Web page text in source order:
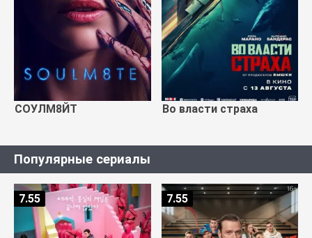
СОУЛМ8ЙТ Во власти страха
Популярные сериалы
7.55 7.55